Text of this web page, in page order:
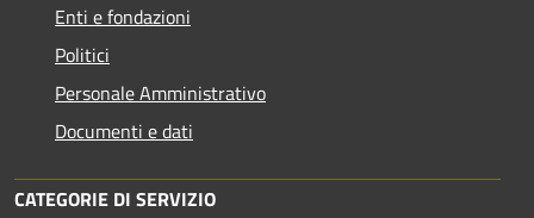
Enti e fondazioni
Politici
Personale Amministrativo
Documenti e dati
CATEGORIE DI SERVIZIO